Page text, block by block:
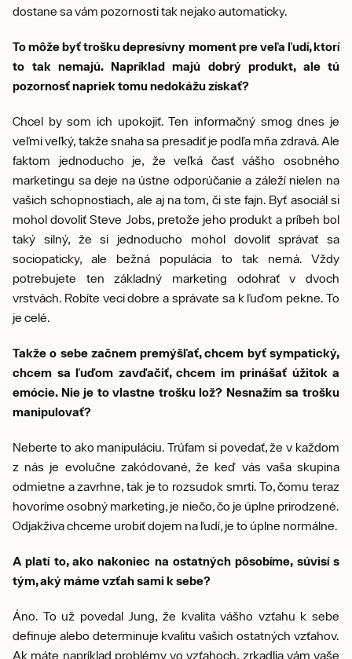
dostane sa vám pozornosti tak nejako automaticky.
To môže byť trošku depresívny moment pre veľa ľudí, ktorí
to tak nemajú. Napríklad majú dobrý produkt, ale tú
pozornosť napriek tomu nedokážu získať?
Chcel by som ich upokojiť. Ten informačný smog dnes je
veľmi veľký, takže snaha sa presadiť je podľa mňa zdravá. Ale
faktom jednoducho je, že veľká časť vášho osobného
marketingu sa deje na ústne odporúčanie a záleží nielen na
vašich schopnostiach, ale aj na tom, či ste fajn. Byť asociál si
mohol dovoliť Steve Jobs, pretože jeho produkt a príbeh bol
taký silný, že si jednoducho mohol dovoliť správať sa
sociopaticky, ale bežná populácia to tak nemá. Vždy
potrebujete ten základný marketing odohrať v dvoch
vrstvách. Robíte veci dobre a správate sa k ľuďom pekne. To
je celé.
Takže o sebe začnem premýšľať, chcem byť sympatický,
chcem sa ľuďom zavďačiť, chcem im prinášať úžitok a
emócie. Nie je to vlastne trošku lož? Nesnažím sa trošku
manipulovať?
Neberte to ako manipuláciu. Trúfam si povedať, že v každom
z nás je evolučne zakódované, že keď vás vaša skupina
odmietne a zavrhne, tak je to rozsudok smrti. To, čomu teraz
hovoríme osobný marketing, je niečo, čo je úplne prirodzené.
Odjakživa chceme urobiť dojem na ľudí, je to úplne normálne.
A platí to, ako nakoniec na ostatných pôsobíme, súvisí s
tým, aký máme vzťah sami k sebe?
Áno. To už povedal Jung, že kvalita vášho vzťahu k sebe
definuje alebo determinuje kvalitu vašich ostatných vzťahov.
Ak máte napríklad problémy vo vzťahoch, zrkadlia vám vaše